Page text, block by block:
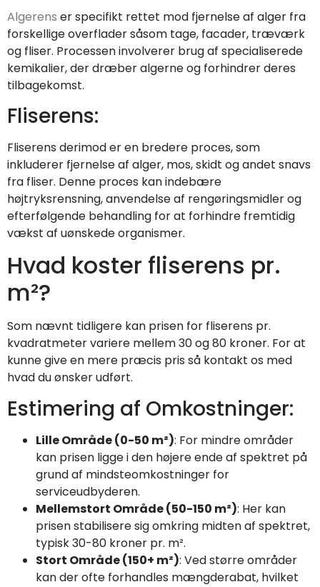
Algerens er specifikt rettet mod fjernelse af alger fra
forskellige overflader såsom tage, facader, træværk
og fliser. Processen involverer brug af specialiserede
kemikalier, der dræber algerne og forhindrer deres
tilbagekomst.
Fliserens:
Fliserens derimod er en bredere proces, som
inkluderer fjernelse af alger, mos, skidt og andet snavs
fra fliser. Denne proces kan indebære
højtryksrensning, anvendelse af rengøringsmidler og
efterfølgende behandling for at forhindre fremtidig
vækst af uønskede organismer.
Hvad koster fliserens pr.
m²?
Som nævnt tidligere kan prisen for fliserens pr.
kvadratmeter variere mellem 30 og 80 kroner. For at
kunne give en mere præcis pris så kontakt os med
hvad du ønsker udført.
Estimering af Omkostninger:
Lille Område (0-50 m²): For mindre områder
kan prisen ligge i den højere ende af spektret på
grund af mindsteomkostninger for
serviceudbyderen.
Mellemstort Område (50-150 m²): Her kan
prisen stabilisere sig omkring midten af spektret,
typisk 30-80 kroner pr. m².
Stort Område (150+ m²): Ved større områder
kan der ofte forhandles mængderabat, hvilket